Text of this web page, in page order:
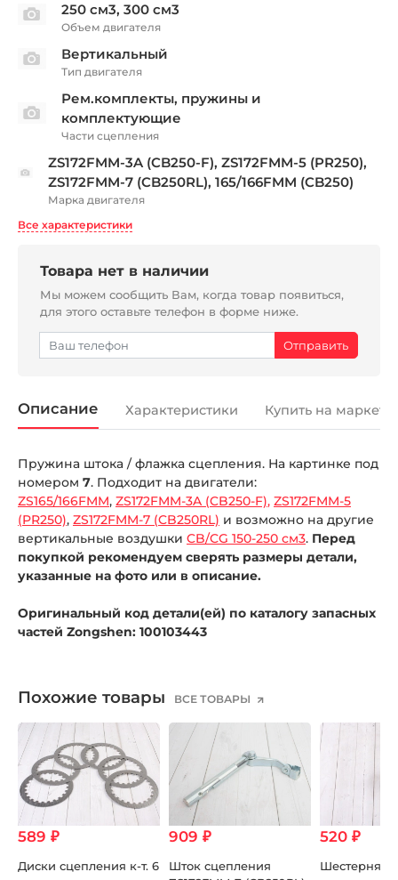
250 см3, 300 см3
Объем двигателя
Вертикальный
Тип двигателя
Рем.комплекты, пружины и
комплектующие
Части сцепления
ZS172FMM-3A (CB250-F), ZS172FMM-5 (PR250),
ZS172FMM-7 (CB250RL), 165/166FMM (CB250)
Марка двигателя
Все характеристики
Товара нет в наличии
Мы можем сообщить Вам, когда товар появиться,
для этого оставьте телефон в форме ниже.
Описание Характеристики Купить на
Пружина штока / флажка сцепления. На картинке под
номером 7. Подходит на двигатели:
ZS165/166FMM, ZS172FMM-3A (CB250-F), ZS172FMM-5
(PR250), ZS172FMM-7 (CB250RL) и возможно на другие
вертикальные воздушки CB/CG 150-250 см3. Перед
покупкой рекомендуем сверять размеры детали,
указанные на фото или в описание.
Оригинальный код детали(ей) по каталогу запасных
частей Zongshen: 100103443
Похожие товары ВСЕ ТОВАРЫ
589 ₽
Диски сцепления к-т. 6
909 ₽
Шток сцепления
520 ₽
Шестерня